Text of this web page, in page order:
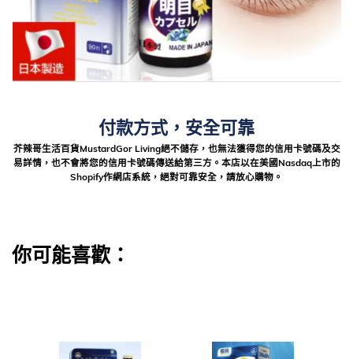
付款方式，安全可靠
芥辣哥生活百貨MustardGor Living絕不儲存，也無法獲得您的信用卡號碼及交
易詳情，也不會將您的信用卡號碼傳送給第三方。本店以在美國Nasdaq上市的
Shopify作網店系統，絕對可靠安全，請放心購物。
你可能喜歡：